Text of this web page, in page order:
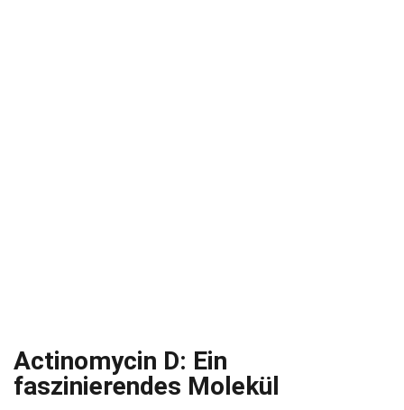
Actinomycin D: Ein
faszinierendes Molekül